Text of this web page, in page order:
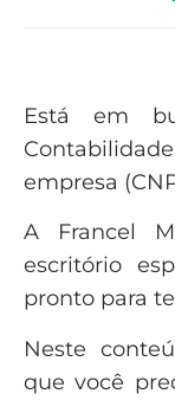
Está em
empresa
A Francel
escritório
pronto para
Neste
que você